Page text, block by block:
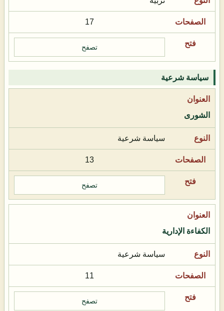
17
تصفح
سياسة شرعية
الشورى
سياسة شرعية
13
تصفح
الكفاءة الإدارية
سياسة شرعية
11
تصفح